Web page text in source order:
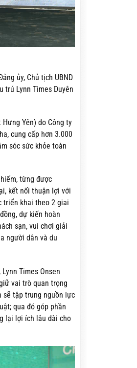
ủy, Chủ tịch UBND
trú Lynn Times Duyên
Yên) do Công ty
cung cấp hơn 3.000
sóc sức khỏe toàn
từng được
kết nối thuận lợi với
triển khai theo 2 giai
dự kiến hoàn
sạn, vui chơi giải
người dân và du
Times Onsen
vai trò quan trọng
sẽ tập trung nguồn lực
qua đó góp phần
lại lợi ích lâu dài cho